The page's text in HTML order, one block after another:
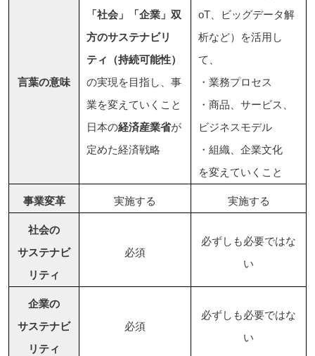
言葉の意味
「社会」「企業」双
方のサステナビリ
ティ（持続可能性）
の実現を目指し、事
業を変えていくこと
日本の経済産業省が
定めた経済戦略
oT、ビッグデータ解
析など）を活用し
て、
・業務プロセス
・商品、サービス、
ビジネスモデル
・組織、企業文化
を変えていくこと
事業変革 実施する 実施する
社会の
サステナビ
リティ
必須
必ずしも必要ではな
い
企業の
サステナビ
リティ
必須
必ずしも必要ではな
い